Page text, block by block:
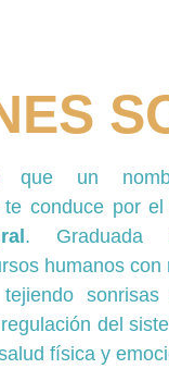
que un
te conduce por
. Graduada
humanos con
tejiendo
del
física y